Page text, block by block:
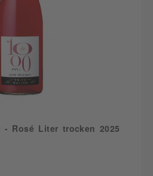
- Rosé Liter trocken 2025